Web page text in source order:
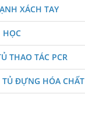
XÁCH TAY
HỌC
THAO TÁC PCR
ĐỰNG HÓA CHẤT